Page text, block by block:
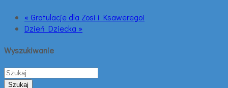
« Gratulacje dla Zosi i Ksawerego!
Dzień Dziecka »
Wyszukiwanie